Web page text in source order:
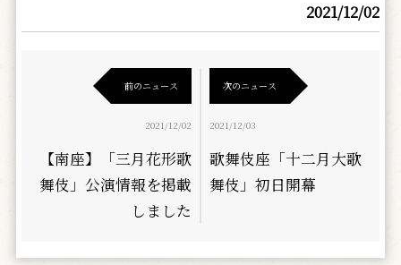
2021/12/02
前のニュース
2021/12/02
【南座】「三月花形歌
舞伎」公演情報を掲載
しました
次のニュース
2021/12/03
歌舞伎座「十二月大歌
舞伎」初日開幕